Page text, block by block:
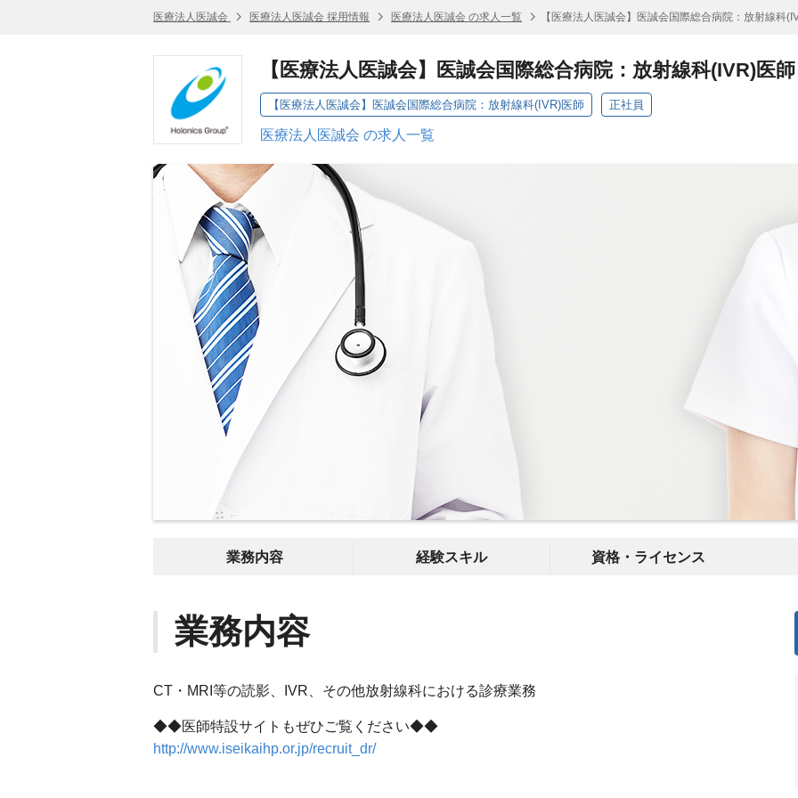
医療法人医誠会 医療法人医誠会 採用情報 医療法人医誠会 の求人一覧 【医療法人医誠会】医誠会国際総合病院：放射線科
【医療法人医誠会】医誠会国際総合病院：放射線科(IVR)医師
【医療法人医誠会】医誠会国際総合病院：放射線科(IVR)医師 正社員
医療法人医誠会 の求人一覧
業務内容 経験スキル 資格・ライセンス
業務内容
CT・MRI等の読影、IVR、その他放射線科における診療業務
◆◆医師特設サイトもぜひご覧ください◆◆
http://www.iseikaihp.or.jp/recruit_dr/